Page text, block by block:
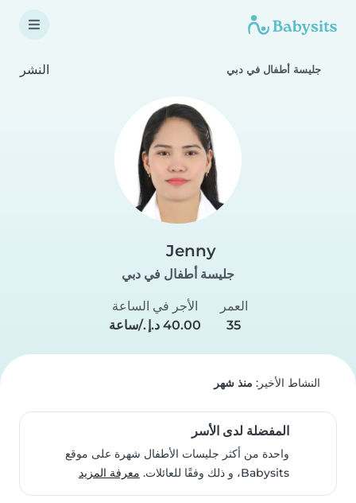
جليسة أطفال في دبي النشر
Jenny
جليسة أطفال في دبي
العمر
35
الأجر في الساعة
النشاط الأخير: منذ شهر
المفضلة لدى الأسر
واحدة من أكثر جليسات الأطفال شهرة على موقع
Babysits، و ذلك وفقًا للعائلات.
معرفة المزيد